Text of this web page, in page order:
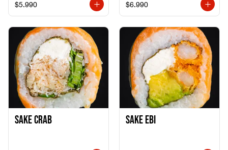
$5.990 $6.990
Sake Crab Sake Ebi